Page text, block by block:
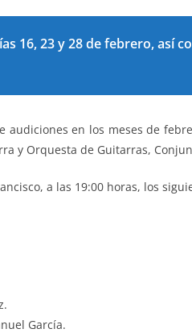
16, 23 y 28 de febrero, así
audiciones en los meses de
y Orquesta de Guitarras,
a las 19:00 horas, los
García.